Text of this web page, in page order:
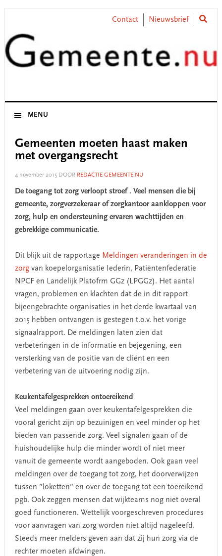
Skip
primary
navigation
Skip
content
Skip
primary
sidebar
Skip
footer
Contact Nieuwsbrief
MENU
Gemeenten moeten haast maken
met overgangsrecht
4 november 2015DOOR REDACTIE GEMEENTE.NU
De toegang tot zorg verloopt stroef . Veel mensen die bij
gemeente, zorgverzekeraar of zorgkantoor aankloppen voor
zorg, hulp en ondersteuning ervaren wachttijden en
gebrekkige communicatie.
Dit blijk uit de rapportage Meldingen veranderingen in de
zorgvan koepelorganisatie Iederin, Patiëntenfederatie
NPCF en Landelijk Platofrm GGz (LPGGz). Het aantal
vragen, problemen en klachten dat de in dit rapport
bijeengebrachte organisaties in het derde kwartaal van
2015 hebben ontvangen is gestegen t.o.v. het vorige
signaalrapport. De meldingen laten zien dat
verbeteringen in de informatie en bejegening, een
versterking van de positie van de cliënt en een
verbetering van de uitvoering nodig zijn.
Keukentafelgesprekken ontoereikend
Veel meldingen gaan over keukentafelgesprekken die
vooral gericht zijn op bezuinigen en veel minder op het
bieden van passende zorg. Veel signalen gaan of de
huishoudelijke hulp die minder wordt of niet meer
vanuit de gemeente wordt aangeboden. Ook gaan veel
meldingen over de toegang tot zorg, het doorverwijzen
tussen ”loketten” en over de toegang tot een toereikend
pgb. Ook zeggen mensen dat wijkteams nog niet overal
goed functioneren. Wettelijk voorgeschreven procedures
voor aanvragen van zorg worden niet altijd nageleefd.
Steeds meer melders geven aan dat zij hun zorg via de
rechter moeten afdwingen.